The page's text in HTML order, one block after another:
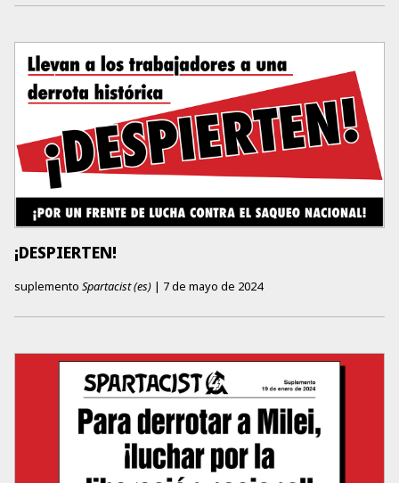
¡DESPIERTEN!
suplemento Spartacist (es) | 7 de mayo de 2024